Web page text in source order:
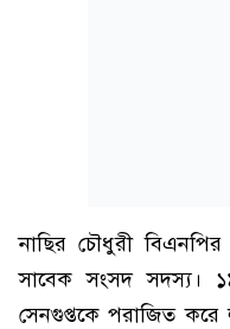
নাছির চৌধুরী বিএনপির
সাবেক সংসদ সদস্য।
সেনগুপ্তকে পরাজিত করে